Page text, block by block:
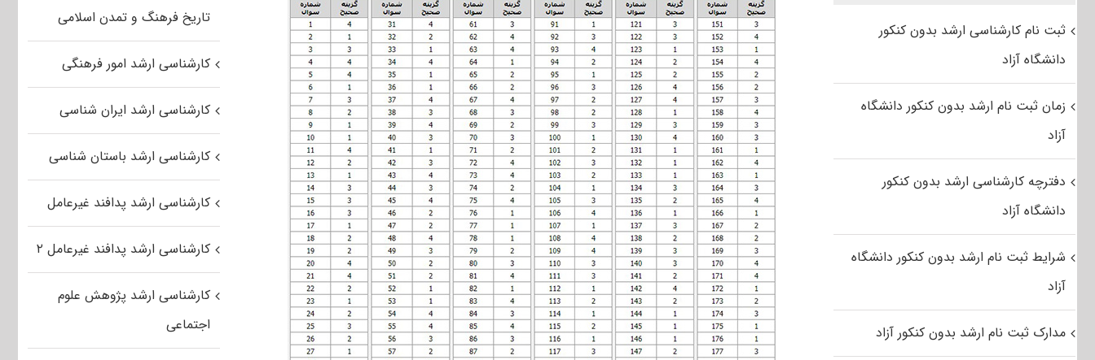
تاریخ فرهنگ و تمدن اسلامی
کارشناسی ارشد امور فرهنگی
کارشناسی ارشد ایران شناسی
کارشناسی ارشد باستان شناسی
کارشناسی ارشد پدافند غیرعامل
کارشناسی ارشد پدافند غیرعامل ۲
کارشناسی ارشد پژوهش علوم
اجتماعی
ثبت نام کارشناسی ارشد بدون کنکور
دانشگاه آزاد
زمان ثبت نام ارشد بدون کنکور دانشگاه
آزاد
دفترچه کارشناسی ارشد بدون کنکور
دانشگاه آزاد
شرایط ثبت نام ارشد بدون کنکور دانشگاه
آزاد
مدارک ثبت نام ارشد بدون کنکور آزاد